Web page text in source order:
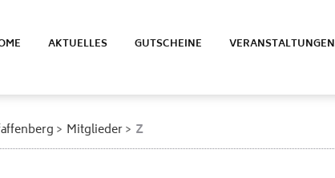
AKTUELLES GUTSCHEINE VERANSTALTUNGEN
Mitglieder Z